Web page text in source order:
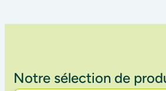
Notre sélection de